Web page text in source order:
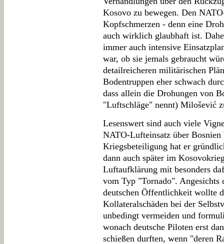
Kosovo zu bewegen. Den
Kopfschmerzen - denn eine
auch wirklich glaubhaft ist.
immer auch intensive
war, ob sie jemals gebraucht
detailreicheren militärischen
Bodentruppen eher schwach
dass allein die Drohungen von
"Luftschläge" nennt) Milošević
Lesenswert sind auch viele
NATO-Lufteinsatz über Bosnien
Kriegsbeteiligung hat er
dann auch später im
Luftaufklärung mit besonders
vom Typ "Tornado".
deutschen Öffentlichkeit wollte
Kollateralschäden bei der
unbedingt vermeiden und
wonach deutsche Piloten erst
schießen durften, wenn "deren